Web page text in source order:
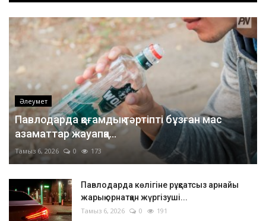
Әлеумет
Павлодарда қоғамдық тәртіпті бұзған мас
азаматтар жауапқа...
Тамыз 6, 2026 0 173
Павлодарда көлігіне рұқсатсыз арнайы
жарық орнатқан жүргізуші...
Тамыз 6, 2026 0 191